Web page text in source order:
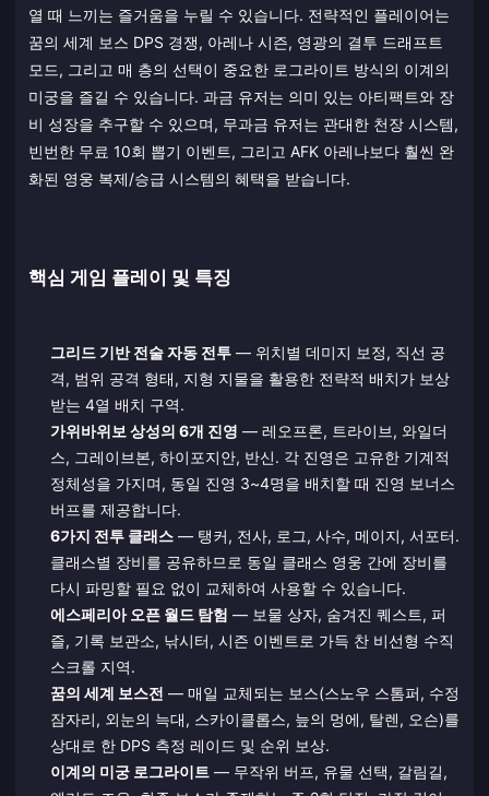
열 때 느끼는 즐거움을 누릴 수 있습니다. 전략적인 플레이어는
꿈의 세계 보스 DPS 경쟁, 아레나 시즌, 영광의 결투 드래프트
모드, 그리고 매 층의 선택이 중요한 로그라이트 방식의 이계의
미궁을 즐길 수 있습니다. 과금 유저는 의미 있는 아티팩트와 장
비 성장을 추구할 수 있으며, 무과금 유저는 관대한 천장 시스템,
빈번한 무료 10회 뽑기 이벤트, 그리고 AFK 아레나보다 훨씬 완
화된 영웅 복제/승급 시스템의 혜택을 받습니다.
핵심 게임 플레이 및 특징
그리드 기반 전술 자동 전투— 위치별 데미지 보정, 직선 공
격, 범위 공격 형태, 지형 지물을 활용한 전략적 배치가 보상
받는 4열 배치 구역.
가위바위보 상성의 6개 진영 — 레오프론, 트라이브, 와일더
스, 그레이브본, 하이포지안, 반신. 각 진영은 고유한 기계적
정체성을 가지며, 동일 진영 3~4명을 배치할 때 진영 보너스
버프를 제공합니다.
6가지 전투 클래스— 탱커, 전사, 로그, 사수, 메이지, 서포터.
클래스별 장비를 공유하므로 동일 클래스 영웅 간에 장비를
다시 파밍할 필요 없이 교체하여 사용할 수 있습니다.
에스페리아 오픈 월드 탐험 — 보물 상자, 숨겨진 퀘스트, 퍼
즐, 기록 보관소, 낚시터, 시즌 이벤트로 가득 찬 비선형 수직
스크롤 지역.
꿈의 세계 보스전 — 매일 교체되는 보스(스노우 스톰퍼, 수정
잠자리, 외눈의 늑대, 스카이클롭스, 늪의 멍에, 탈렌, 오슨)를
상대로 한 DPS 측정 레이드 및 순위 보상.
이계의 미궁 로그라이트— 무작위 버프, 유물 선택, 갈림길,